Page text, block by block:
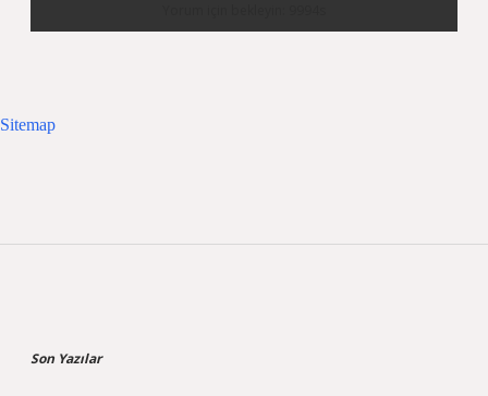
Sitemap
Son Yazılar